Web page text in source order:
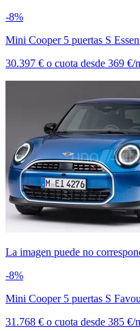
-8%
Mini Cooper 5 puertas S
30.397 € o cuota desde 369 €/
La imagen puede no
-8%
Mini Cooper 5 puertas S
31.768 € o cuota desde 385 €/